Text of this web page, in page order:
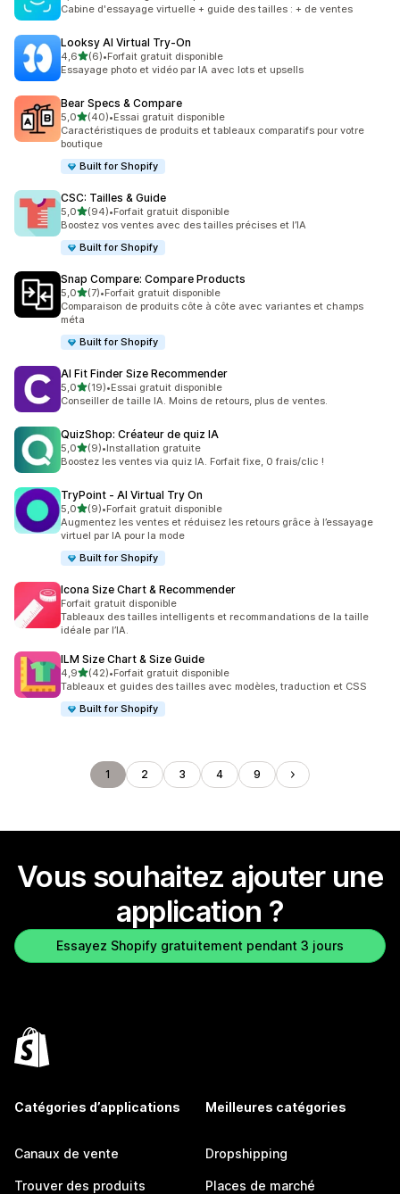
Cabine d'essayage virtuelle + guide des tailles : + de ventes
Looksy AI Virtual Try‑On
4,6étoile(s) sur 5
(6)
6 avis au total
•Forfait gratuit disponible
Essayage photo et vidéo par IA avec lots et upsells
Bear Specs & Compare
5,0étoile(s) sur 5
(40)
40 avis au total
•Essai gratuit disponible
Caractéristiques de produits et tableaux comparatifs pour votre
boutique
Built for Shopify
CSC: Tailles & Guide
5,0étoile(s) sur 5
(94)
94 avis au total
•Forfait gratuit disponible
Boostez vos ventes avec des tailles précises et l’IA
Built for Shopify
Snap Compare: Compare Products
5,0étoile(s) sur 5
(7)
7 avis au total
•Forfait gratuit disponible
Comparaison de produits côte à côte avec variantes et champs
méta
Built for Shopify
AI Fit Finder Size Recommender
5,0étoile(s) sur 5
(19)
19 avis au total
•Essai gratuit disponible
Conseiller de taille IA. Moins de retours, plus de ventes.
QuizShop: Créateur de quiz IA
5,0étoile(s) sur 5
(9)
9 avis au total
•Installation gratuite
Boostez les ventes via quiz IA. Forfait fixe, 0 frais/clic !
TryPoint ‑ AI Virtual Try On
5,0étoile(s) sur 5
(9)
9 avis au total
•Forfait gratuit disponible
Augmentez les ventes et réduisez les retours grâce à l’essayage
virtuel par IA pour la mode
Built for Shopify
Icona Size Chart & Recommender
Forfait gratuit disponible
Tableaux des tailles intelligents et recommandations de la taille
idéale par l’IA.
ILM Size Chart & Size Guide
4,9étoile(s) sur 5
(42)
42 avis au total
•Forfait gratuit disponible
Tableaux et guides des tailles avec modèles, traduction et CSS
Built for Shopify
1 2 3 4 9
Vous souhaitez ajouter une
application ?
Essayez Shopify gratuitement pendant 3 jours
Catégories d’applications
Canaux de vente
Trouver des produits
Meilleures catégories
Dropshipping
Places de marché